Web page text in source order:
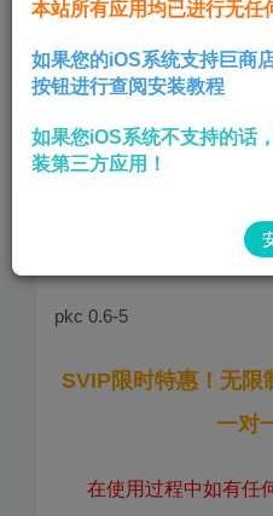
开启PKC助手的消
后台常驻，可以稳
常驻)
微信助手3.8-0锤子助手
2.0-6斗图助手 3.1-5消息屏
pkc 0.6-5
SVIP限时特惠！无限
一对
在使用过程中如有任
本站所有应用均已进行无任
如果您的iOS系统支持巨商
按钮进行查阅安装教程
如果您iOS系统不支持的话
装第三方应用！